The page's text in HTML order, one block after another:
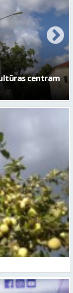
centram